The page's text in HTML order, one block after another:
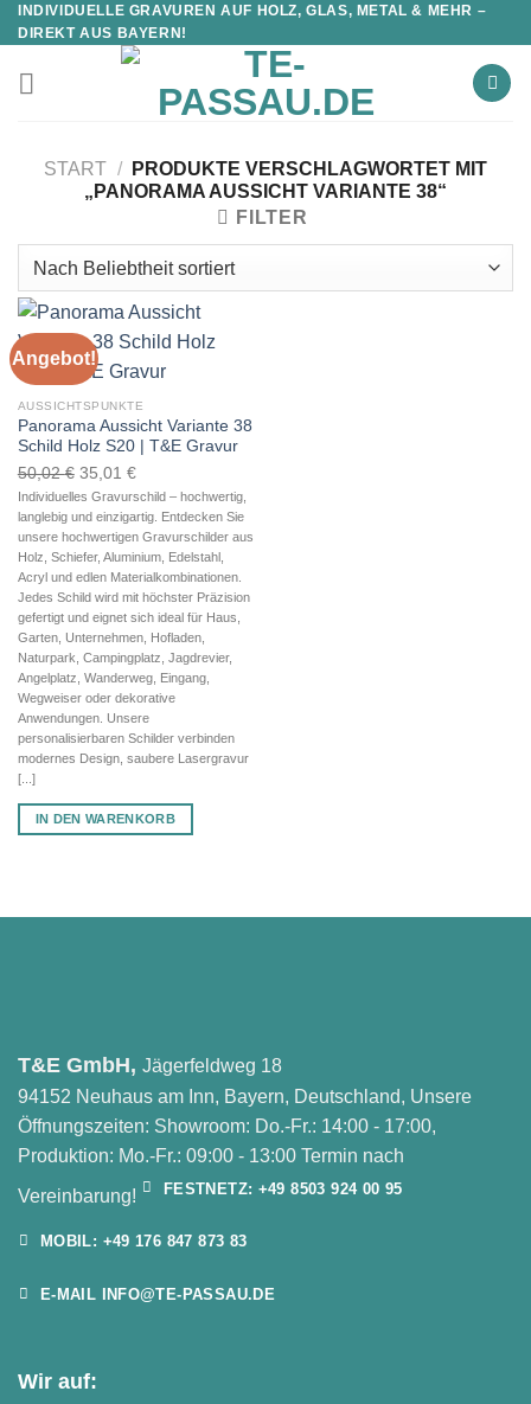
INDIVIDUELLE GRAVUREN AUF HOLZ, GLAS, METAL & MEHR –
DIREKT AUS BAYERN!
START /
PRODUKTE VERSCHLAGWORTET MIT
„PANORAMA AUSSICHT VARIANTE 38“
FILTER
Angebot!
AUSSICHTSPUNKTE
Panorama Aussicht Variante 38
Schild Holz S20 | T&E Gravur
50,02€ Ursprünglicher
Preis
war:
50,02 €
35,01 €Aktueller
Preis
ist:
35,01 €.
Individuelles Gravurschild – hochwertig,
langlebig und einzigartig. Entdecken Sie
unsere hochwertigen Gravurschilder aus
Holz, Schiefer, Aluminium, Edelstahl,
Acryl und edlen Materialkombinationen.
Jedes Schild wird mit höchster Präzision
gefertigt und eignet sich ideal für Haus,
Garten, Unternehmen, Hofladen,
Naturpark, Campingplatz, Jagdrevier,
Angelplatz, Wanderweg, Eingang,
Wegweiser oder dekorative
Anwendungen. Unsere
personalisierbaren Schilder verbinden
modernes Design, saubere Lasergravur
[...]
IN DEN WARENKORB
T&E GmbH, Jägerfeldweg 18
94152 Neuhaus am Inn, Bayern, Deutschland, Unsere
Öffnungszeiten: Showroom: Do.-Fr.: 14:00 - 17:00,
Produktion: Mo.-Fr.: 09:00 - 13:00 Termin nach
Vereinbarung!
FESTNETZ: +49 8503 924 00 95
MOBIL: +49 176 847 873 83
E-MAIL INFO@TE-PASSAU.DE
Wir auf: